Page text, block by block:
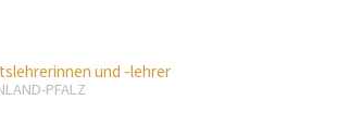
und -lehrer
PFALZ